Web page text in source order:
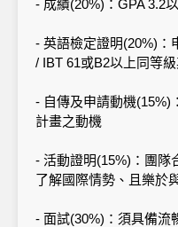
- 成績(20%)：GPA 3.2
- 英語檢定證明(20%)：
/ IBT 61或B2以上同等
- 自傳及申請動機(15%)
計畫之動機
- 活動證明(15%)：團隊
了解國際情勢、且樂於
- 面試(30%)：須具備流